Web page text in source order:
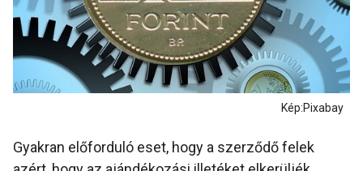
Kép:Pixabay
Gyakran előforduló eset, hogy a szerződő felek